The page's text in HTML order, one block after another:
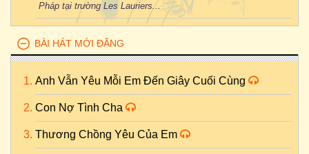
Pháp tại trường Les Lauriers...
BÀI HÁT MỚI ĐĂNG
Anh Vẫn Yêu Mỗi Em Đến Giây Cuối Cùng
Con Nợ Tình Cha
Thương Chồng Yêu Của Em